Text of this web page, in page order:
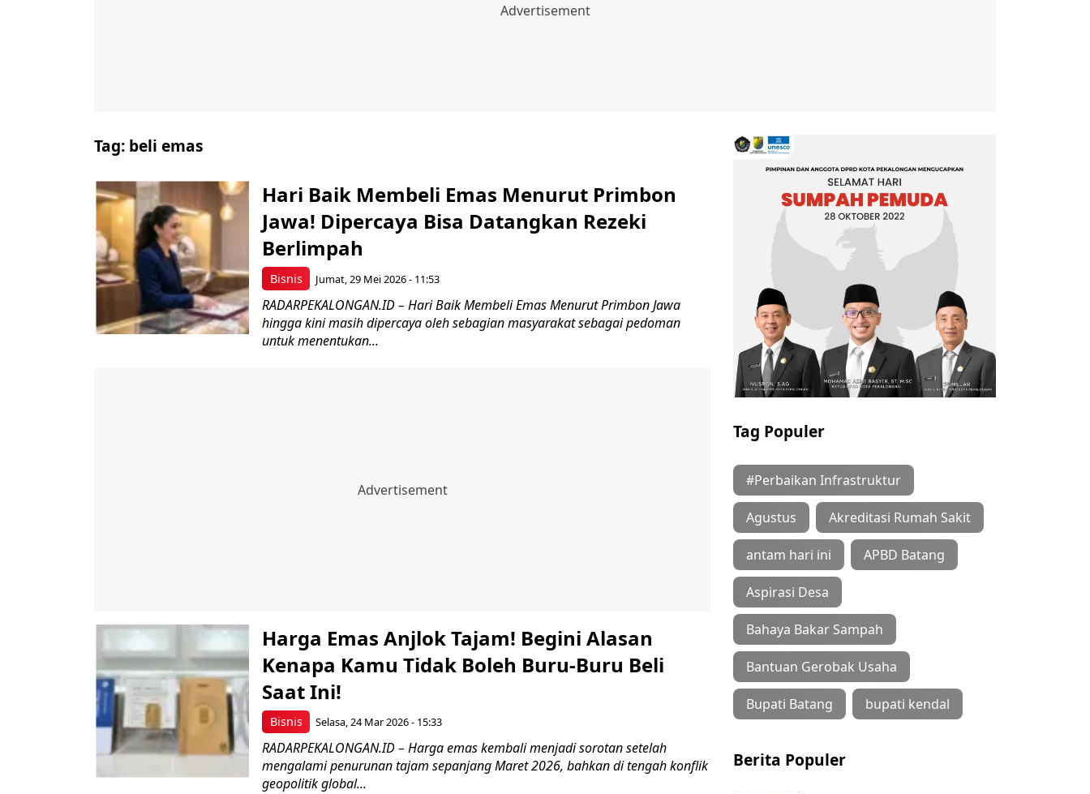
Tag: beli emas
Bisnis
Hari Baik Membeli Emas Menurut Primbon
Jawa! Dipercaya Bisa Datangkan Rezeki
Berlimpah
Jumat, 29 Mei 2026 - 11:53
RADARPEKALONGAN.ID – Hari Baik Membeli Emas Menurut Primbon Jawa
hingga kini masih dipercaya oleh sebagian masyarakat sebagai pedoman
untuk menentukan...
Bisnis
Harga Emas Anjlok Tajam! Begini Alasan
Kenapa Kamu Tidak Boleh Buru-Buru Beli
Saat Ini!
Selasa, 24 Mar 2026 - 15:33
RADARPEKALONGAN.ID – Harga emas kembali menjadi sorotan setelah
mengalami penurunan tajam sepanjang Maret 2026, bahkan di tengah konflik
geopolitik global...
Tag Populer
#Perbaikan Infrastruktur
Agustus Akreditasi Rumah Sakit
antam hari ini APBD Batang
Aspirasi Desa
Bahaya Bakar Sampah
Bantuan Gerobak Usaha
Bupati Batang bupati kendal
Berita Populer